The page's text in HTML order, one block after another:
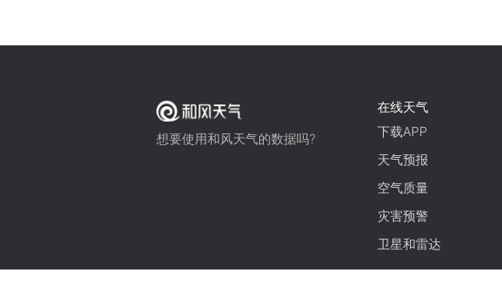
想要使用和风天气的数据吗?
在线天气
下载APP
天气预报
空气质量
灾害预警
卫星和雷达